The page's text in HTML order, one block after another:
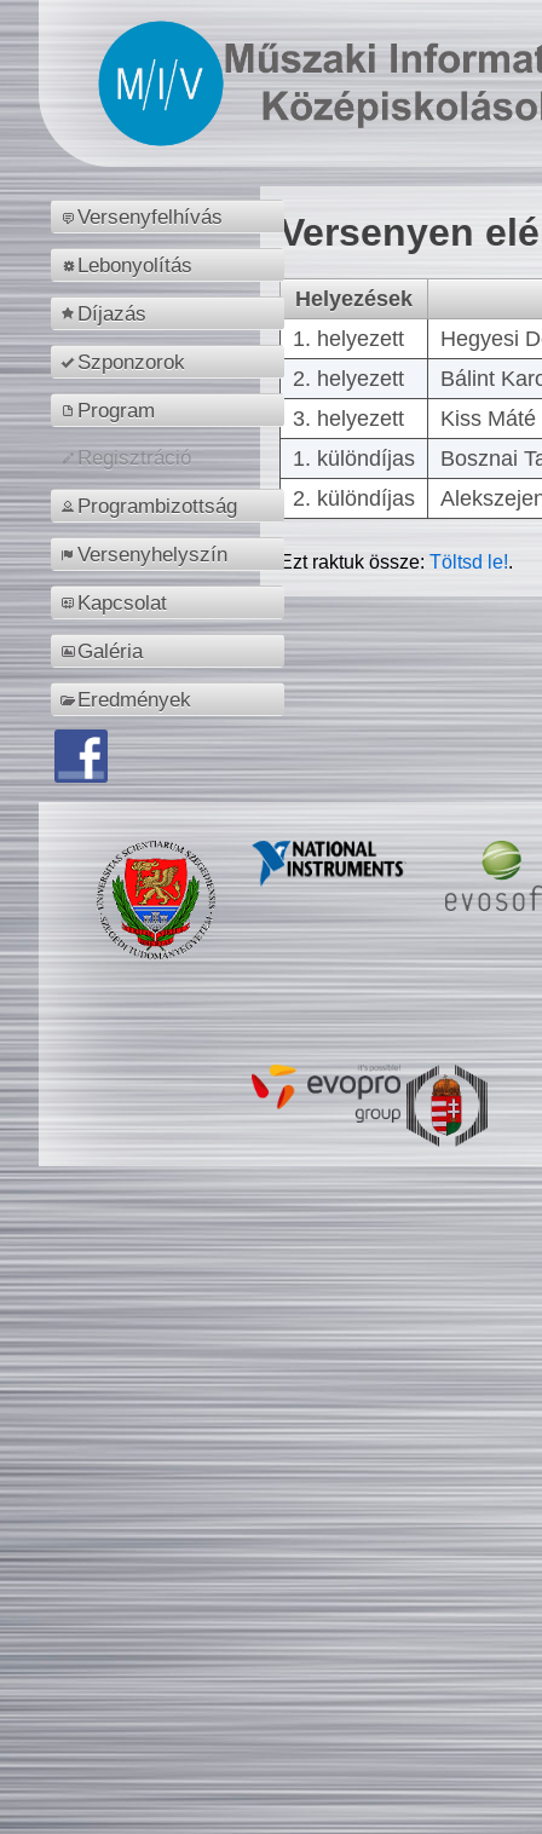
Versenyfelhívás
Lebonyolítás
Díjazás
Szponzorok
Program
Regisztráció
Programbizottság
Versenyhelyszín
Kapcsolat
Galéria
Eredmények
Versenyen
Helyezések
1. helyezett
Hegyesi
2. helyezett
Bálint
3. helyezett
Kiss
1. különdíjas
Bosznai
2. különdíjas
Ezt raktuk össze:Töltsd le!.